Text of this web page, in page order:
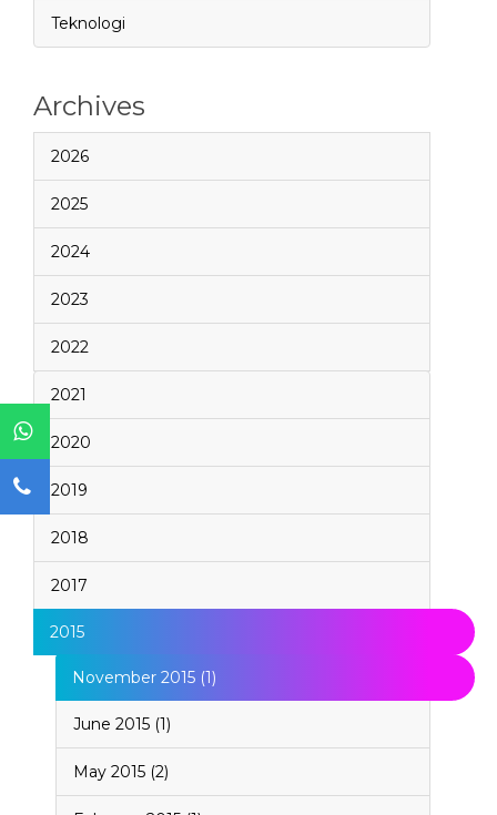
Teknologi
Archives
2026
2025
2024
2023
2022
2021
2020
2019
2018
2017
2015
November 2015 (1)
June 2015 (1)
May 2015 (2)